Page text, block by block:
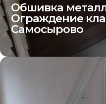
Обшивка
Ограждение
Самосырово